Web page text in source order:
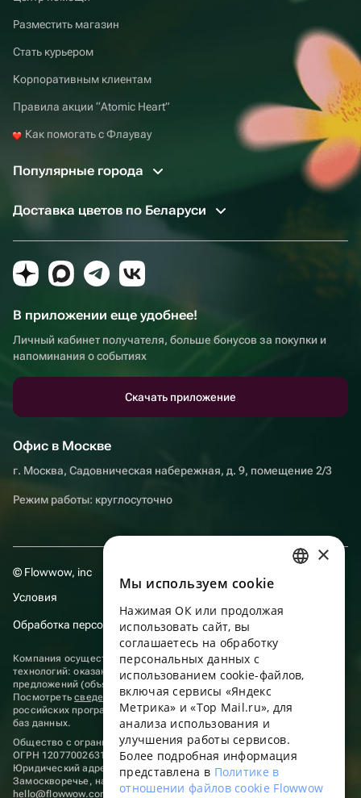
Разместить магазин
Стать курьером
Корпоративным клиентам
Правила акции “Atomic Heart”
Как помогать с Флаувау
Популярные города
Доставка цветов по Беларуси
В приложении еще удобнее!
Личный кабинет получателя, больше бонусов за покупки и
напоминания о событиях
Скачать приложение
Офис в Москве
г. Москва, Садовническая набережная, д. 9, помещение 2/3
Режим работы: круглосуточно
© Flowwow, inc
Условия
Обработка персональных данных
Компания осуществляет деятельность в области информационных
технологий: оказание услуг в сети “Интернет” по размещению
предложений (объявлений) продавцов о реализации товаров.
Посмотретьсведения о программах, включенных в реестр
российских программ для электронных вычислительных машин и
баз данных.
Общество с ограниченной ответственностью «ФЛАУВАУ»
ОГРН 1207700263198, ИНН 9702020445
Юридический адрес: г. Москва, вн.тер. г. Муниципальный округ
Замоскворечье, наб. Садовническая, д. 9, помещ. 2/3.
hello@flowwow.com
8 800 555-16-15
ENGLISH
UKRAINIAN
PORTUGUESE
FRENCH
×
Мы используем сookie
Нажимая ОК или продолжая
использовать сайт, вы
соглашаетесь на обработку
персональных данных с
использованием cookie-файлов,
включая сервисы «Яндекс
Метрика» и «Top Mail.ru», для
анализа использования и
улучшения работы сервисов.
Более подробная информация
представлена в Политике в
отношении файлов cookie Flowwow